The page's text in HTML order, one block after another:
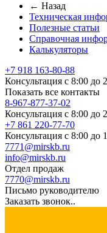
← Назад
Техническая
Полезные статьи
Справочная
Калькуляторы
+7 918 163-80-88
Консультация с 8:00 до
Показать все контакты
8-967-877-37-02
Консультация с 8:00 до
+7 861 220-77-70
Консультация с 8:00 до
7771@mirskb.ru
info@mirskb.ru
Отдел продаж
7770@mirskb.ru
Письмо руководителю
Заказать звонок..